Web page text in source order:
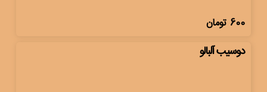
600 تومان
دوسیب آلبالو